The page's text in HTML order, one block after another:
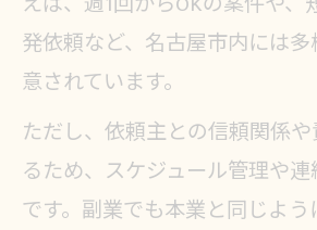
発依頼など、名古屋市内には
意されています。
ただし、依頼主との信頼関係
るため、スケジュール管理や
です。副業でも本業と同じよ